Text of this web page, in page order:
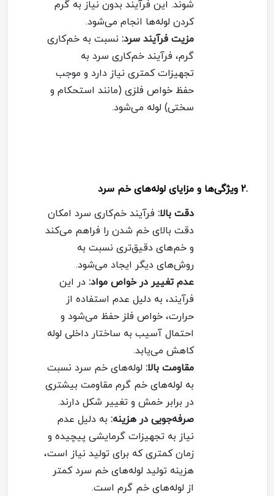
شوند. این فرآیند بدون نیاز به گرم
کردن لوله‌ها انجام می‌شود.
مزیت فرآیند سرد: نسبت به خم‌کاری
گرم، فرآیند خم‌کاری سرد به
تجهیزات کمتری نیاز دارد و موجب
حفظ خواص فلزی (مانند استحکام و
سختی) لوله می‌شود.
.2 ویژگی‌ها و مزایای لوله‌های خم سرد
دقت بالا: فرآیند خم‌کاری سرد امکان
دقت بالای خم شدن را فراهم می‌کند
و خم‌های دقیق‌تری نسبت به
روش‌های دیگر ایجاد می‌شود.
عدم تغییر در خواص مواد: در این
فرآیند، به دلیل عدم استفاده از
حرارت، خواص فلز حفظ می‌شود و
احتمال آسیب به ساختار داخلی لوله
کاهش می‌یابد.
مقاومت بالا: لوله‌های خم سرد نسبت
به لوله‌های خم گرم مقاومت بیشتری
در برابر خمش و تغییر شکل دارند.
صرفه‌جویی در هزینه: به دلیل عدم
نیاز به تجهیزات گرمایشی پیچیده و
زمان کمتری که برای تولید نیاز است،
هزینه تولید لوله‌های خم سرد کمتر
از لوله‌های خم گرم است.